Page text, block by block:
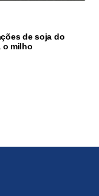
de soja do
o milho